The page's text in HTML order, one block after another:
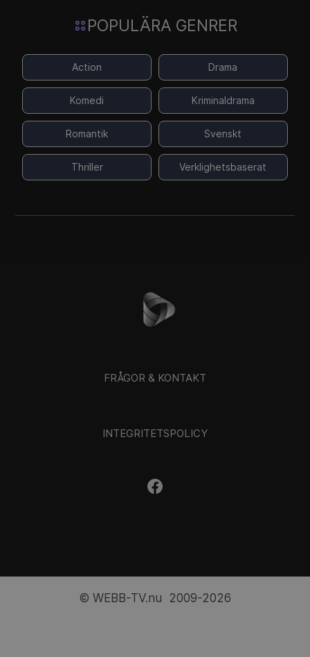
POPULÄRA GENRER
Action Drama
Komedi Kriminaldrama
Romantik Svenskt
Thriller Verklighetsbaserat
FRÅGOR & KONTAKT
INTEGRITETSPOLICY
© WEBB-TV.nu 2009-2026